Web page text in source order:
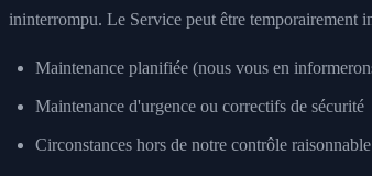
ininterrompu. Le Service peut être temporairement
Maintenance planifiée (nous vous en
Maintenance d'urgence ou correctifs de sécurité
Circonstances hors de notre contrôle